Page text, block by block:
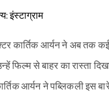
इंस्टाग्राम
कार्तिक आर्यन ने अब तक
फिल्म से बाहर का रास्ता
आर्यन ने पब्लिकली इस